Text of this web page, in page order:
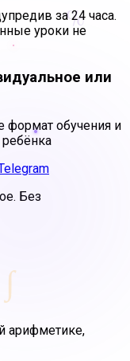
∫
%
за 24 часа.
уроки не
или
формат обучения и
Без
арифметике,